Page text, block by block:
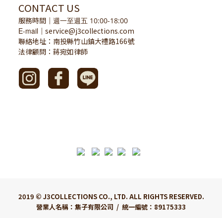
CONTACT US
服務時間 ｜ 週一至週五 10:00-18:00
E-mail ｜ service@j3collections.com
聯絡地址：南投縣竹山鎮大禮路166號
法律顧問：蔣宛如律師
2019 © J3COLLECTIONS CO., LTD. ALL RIGHTS RESERVED.
營業人名稱：集子有限公司 / 統一編號：89175333